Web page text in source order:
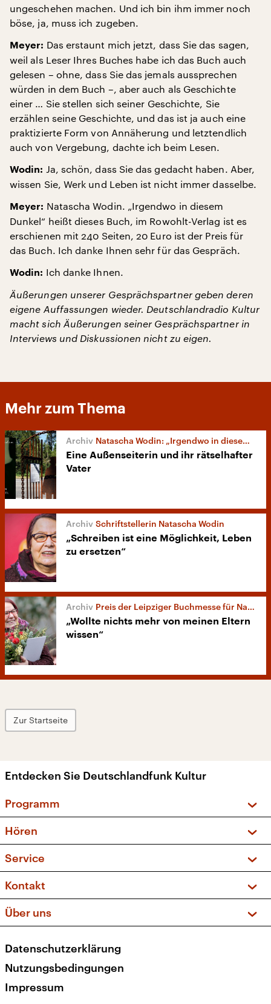
ungeschehen machen. Und ich bin ihm immer noch
böse, ja, muss ich zugeben.
Meyer: Das erstaunt mich jetzt, dass Sie das sagen,
weil als Leser Ihres Buches habe ich das Buch auch
gelesen – ohne, dass Sie das jemals aussprechen
würden in dem Buch –, aber auch als Geschichte
einer … Sie stellen sich seiner Geschichte, Sie
erzählen seine Geschichte, und das ist ja auch eine
praktizierte Form von Annäherung und letztendlich
auch von Vergebung, dachte ich beim Lesen.
Wodin: Ja, schön, dass Sie das gedacht haben. Aber,
wissen Sie, Werk und Leben ist nicht immer dasselbe.
Meyer: Natascha Wodin. „Irgendwo in diesem
Dunkel“ heißt dieses Buch, im Rowohlt-Verlag ist es
erschienen mit 240 Seiten, 20 Euro ist der Preis für
das Buch. Ich danke Ihnen sehr für das Gespräch.
Wodin: Ich danke Ihnen.
Äußerungen unserer Gesprächspartner geben deren
eigene Auffassungen wieder. Deutschlandradio Kultur
macht sich Äußerungen seiner Gesprächspartner in
Interviews und Diskussionen nicht zu eigen.
Mehr zum Thema
Natascha Wodin: „Irgendwo in diesem Dunkel“
Eine Außenseiterin und ihr rätselhafter
Vater
Schriftstellerin Natascha Wodin
„Schreiben ist eine Möglichkeit, Leben
zu ersetzen“
Preis der Leipziger Buchmesse für Natascha Wodin
„Wollte nichts mehr von meinen Eltern
wissen“
Zur Startseite
Entdecken Sie Deutschlandfunk Kultur
Programm
Sendungen und Podcasts
Musikliste
Kakadu – Das Kinderprogramm
Hören
Frequenzen (UKW + DAB+)
Service
FAQ
Apps
Newsletter
Veranstaltungen
Kontakt
Social Media
Über uns
Presse
Karriere
Transparenz
Datenschutzerklärung
Nutzungsbedingungen
Impressum